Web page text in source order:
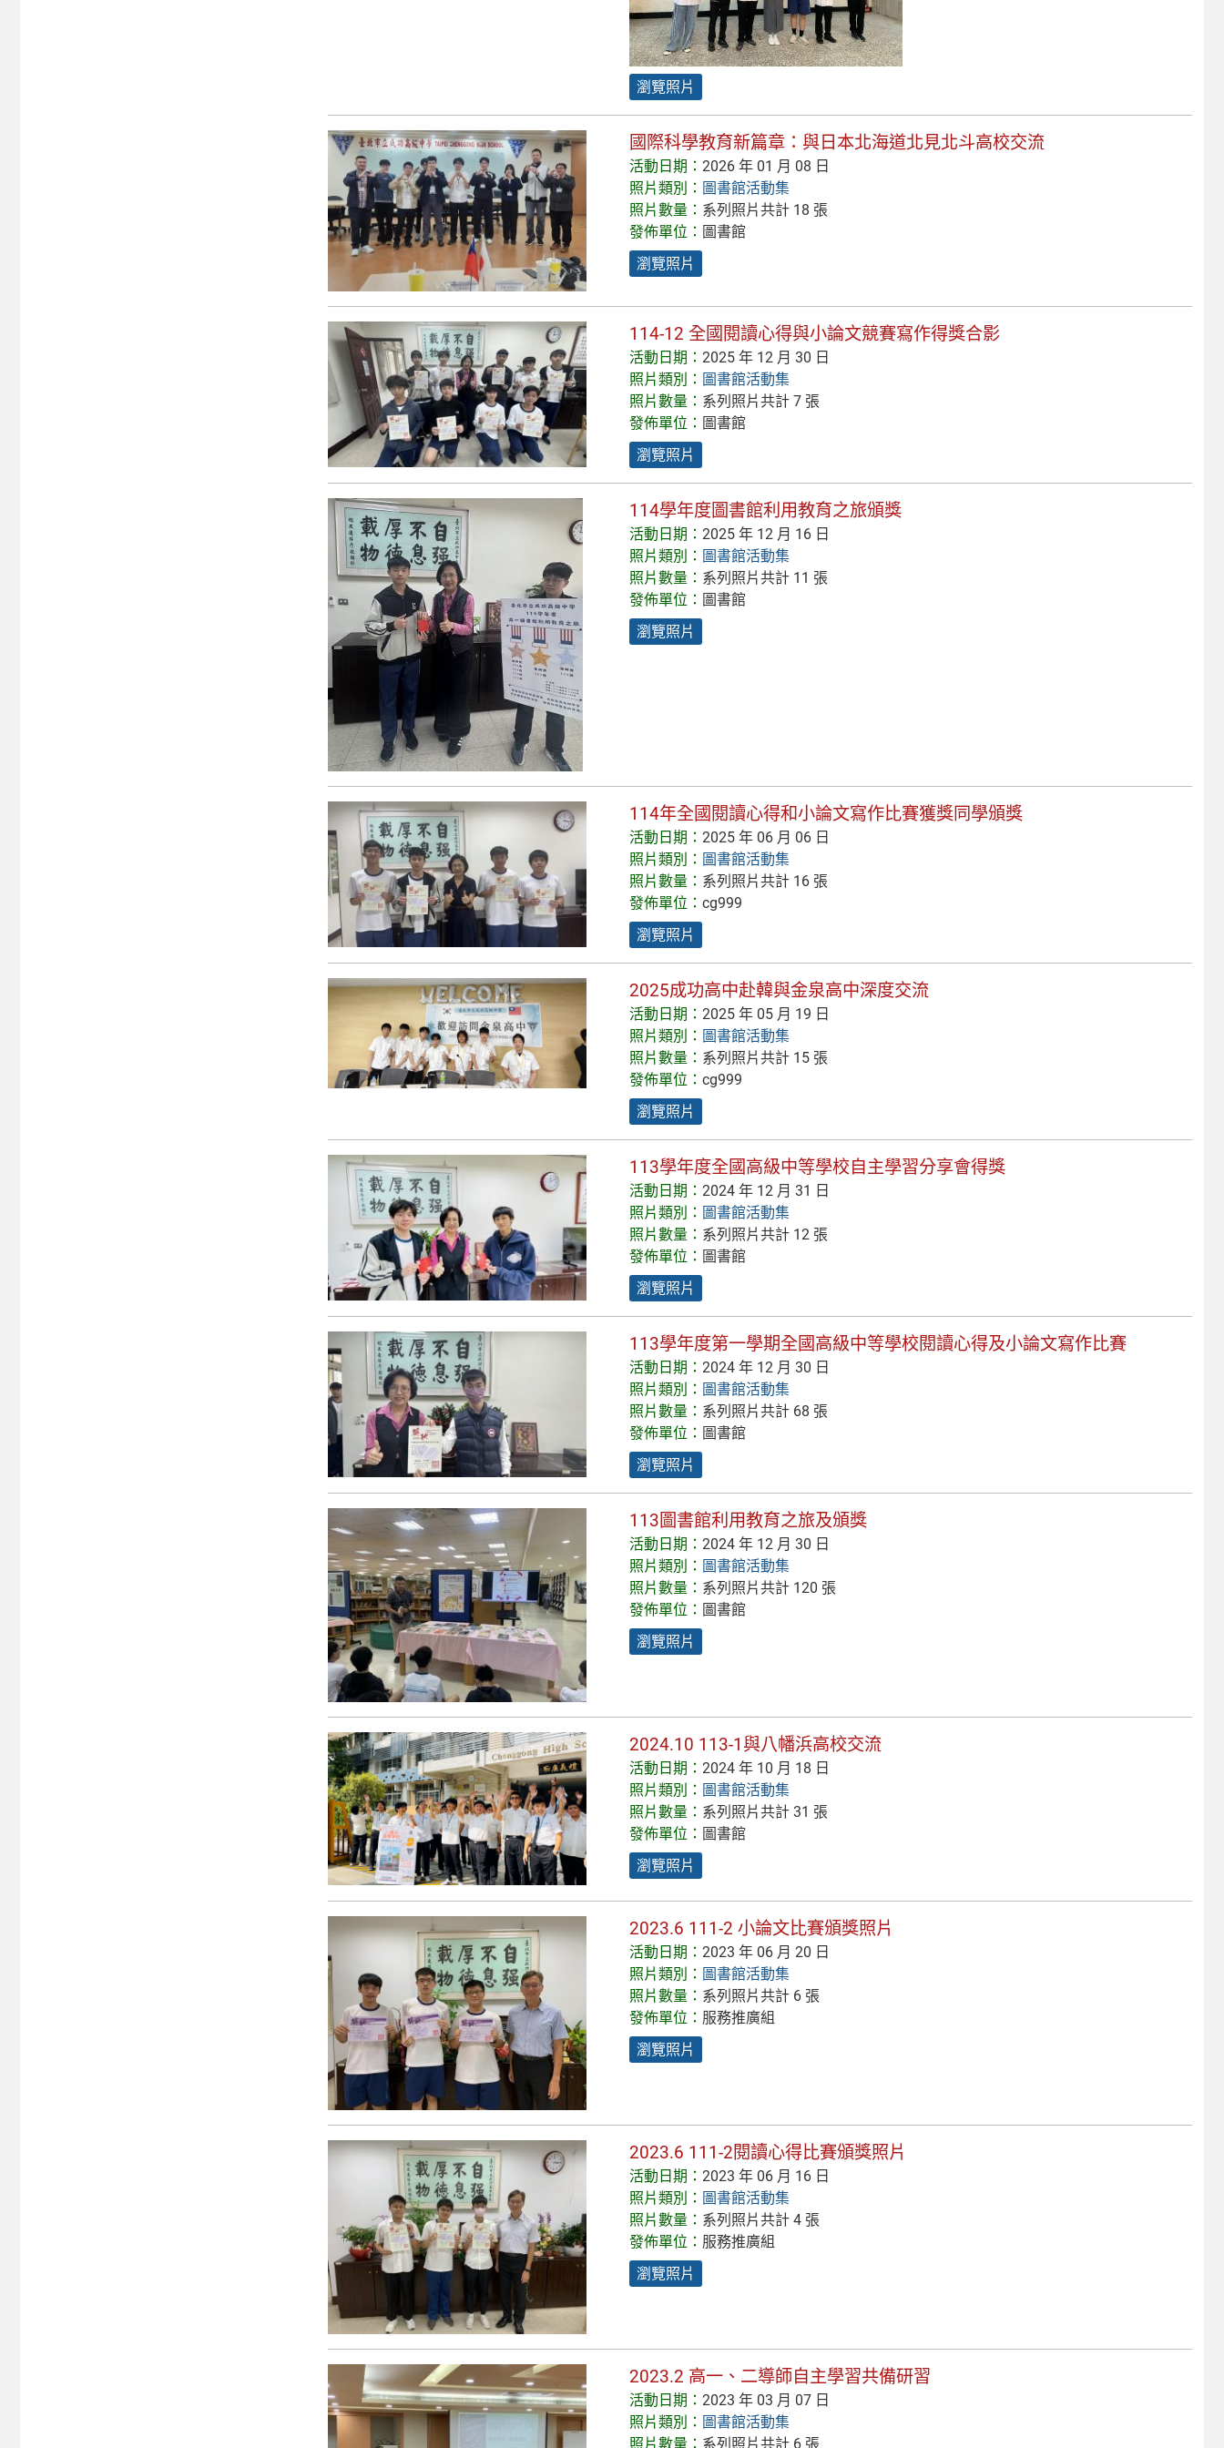
瀏覽照片
國際科學教育新篇章：與日本北海道北見北斗高校交流
活動日期：2026 年 01 月 08 日
照片類別： 圖書館活動集
照片數量： 系列照片共計 18 張
發佈單位： 圖書館
瀏覽照片
114-12 全國閱讀心得與小論文競賽寫作得獎合影
活動日期：2025 年 12 月 30 日
照片類別： 圖書館活動集
照片數量： 系列照片共計 7 張
發佈單位： 圖書館
瀏覽照片
114學年度圖書館利用教育之旅頒獎
活動日期：2025 年 12 月 16 日
照片類別： 圖書館活動集
照片數量： 系列照片共計 11 張
發佈單位： 圖書館
瀏覽照片
114年全國閱讀心得和小論文寫作比賽獲獎同學頒獎
活動日期：2025 年 06 月 06 日
照片類別： 圖書館活動集
照片數量： 系列照片共計 16 張
發佈單位：cg999
瀏覽照片
2025成功高中赴韓與金泉高中深度交流
活動日期：2025 年 05 月 19 日
照片類別： 圖書館活動集
照片數量： 系列照片共計 15 張
發佈單位：cg999
瀏覽照片
113學年度全國高級中等學校自主學習分享會得獎
活動日期：2024 年 12 月 31 日
照片類別： 圖書館活動集
照片數量： 系列照片共計 12 張
發佈單位： 圖書館
瀏覽照片
113學年度第一學期全國高級中等學校閱讀心得及小論文寫作比賽
活動日期：2024 年 12 月 30 日
照片類別： 圖書館活動集
照片數量： 系列照片共計 68 張
發佈單位： 圖書館
瀏覽照片
113圖書館利用教育之旅及頒獎
活動日期：2024 年 12 月 30 日
照片類別： 圖書館活動集
照片數量： 系列照片共計 120 張
發佈單位： 圖書館
瀏覽照片
2024.10 113-1與八幡浜高校交流
活動日期：2024 年 10 月 18 日
照片類別： 圖書館活動集
照片數量： 系列照片共計 31 張
發佈單位： 圖書館
瀏覽照片
2023.6 111-2 小論文比賽頒獎照片
活動日期：2023 年 06 月 20 日
照片類別： 圖書館活動集
照片數量： 系列照片共計 6 張
發佈單位： 服務推廣組
瀏覽照片
2023.6 111-2閱讀心得比賽頒獎照片
活動日期：2023 年 06 月 16 日
照片類別： 圖書館活動集
照片數量： 系列照片共計 4 張
發佈單位： 服務推廣組
瀏覽照片
2023.2 高一、二導師自主學習共備研習
活動日期：2023 年 03 月 07 日
照片類別： 圖書館活動集
照片數量： 系列照片共計 6 張